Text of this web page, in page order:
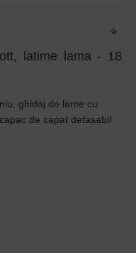
latime lama - 18
ghidaj de lame cu
de capat detasabil